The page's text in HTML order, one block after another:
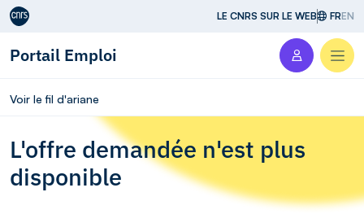
Aller au contenu LE CNRS SUR LE WEB FREN
Portail Emploi
Voir le fil d'ariane
L'offre demandée n'est plus
disponible